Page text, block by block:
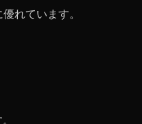
れています。